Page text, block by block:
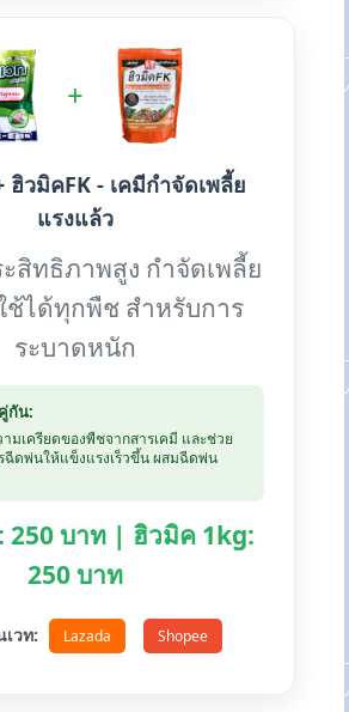
+
ฮิวมิคFK - เคมีกำจัดเพลี้ย
แรงแล้ว
สิทธิภาพสูง กำจัดเพลี้ย
ได้ทุกพืช สำหรับการ
ระบาดหนัก
กัน:
มเครียดของพืชจากสารเคมี และช่วย
ดพ่นให้แข็งแรงเร็วขึ้น ผสมฉีดพ่น
250 บาท | ฮิวมิค 1kg:
250 บาท
วท: Lazada Shopee